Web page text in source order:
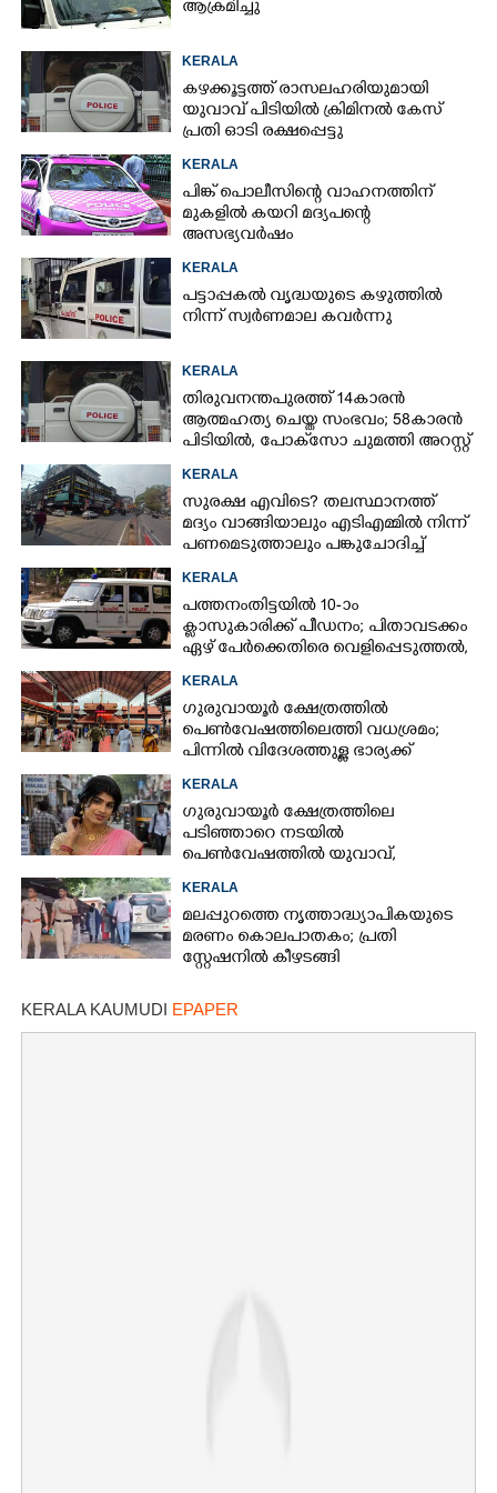
ആക്രമിച്ചു
KERALA
കഴക്കൂട്ടത്ത് രാസലഹരിയുമായി
യുവാവ് പിടിയിൽ ക്രിമിനൽ കേസ്
പ്രതി ഓടി രക്ഷപ്പെട്ടു
KERALA
പിങ്ക് പൊലീസിന്റെ വാഹനത്തിന്
മുകളിൽ കയറി മദ്യപന്റെ
അസഭ്യവ‌ർഷം
KERALA
പട്ടാപ്പകൽ വൃദ്ധയുടെ കഴുത്തിൽ
നിന്ന് സ്വർണമാല കവർന്നു
KERALA
തിരുവനന്തപുരത്ത് 14കാരൻ
ആത്മഹത്യ ചെയ്ത സംഭവം; 58കാരൻ
പിടിയിൽ, പോക്‌സോ ചുമത്തി അറസ്റ്റ്
KERALA
സുരക്ഷ എവിടെ?​ തലസ്ഥാനത്ത്
മദ്യം വാങ്ങിയാലും എടിഎമ്മിൽ നിന്ന്
പണമെടുത്താലും പങ്കുചോദിച്ച്
സാമൂഹ്യവിരുദ്ധർ
KERALA
പത്തനംതിട്ടയിൽ 10-ാം
ക്ലാസുകാരിക്ക് പീഡനം; പിതാവടക്കം
ഏഴ് പേർക്കെതിരെ വെളിപ്പെടുത്തൽ,
മൂന്നുപേർ അറസ്റ്റിൽ
KERALA
ഗുരുവായൂർ ക്ഷേത്രത്തിൽ
പെൺവേഷത്തിലെത്തി വധശ്രമം;
പിന്നിൽ വിദേശത്തുള്ള ഭാര്യക്ക്
ചിത്രങ്ങൾ അയച്ചതിലെ പക
KERALA
ഗുരുവായൂർ ക്ഷേത്രത്തിലെ
പടിഞ്ഞാറെ നടയിൽ
പെൺവേഷത്തിൽ യുവാവ്,​
കസ്റ്റഡിയിലെടുത്തപ്പോൾ
തെളിഞ്ഞത് വൻഗൂഢാലോചന
KERALA
മലപ്പുറത്തെ നൃത്താദ്ധ്യാപികയുടെ
മരണം കൊലപാതകം; പ്രതി
സ്റ്റേഷനിൽ കീഴടങ്ങി
KERALA KAUMUDI EPAPER